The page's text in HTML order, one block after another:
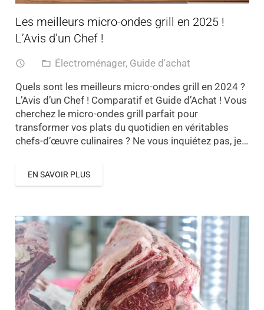
Les meilleurs micro-ondes grill en 2025 !
L’Avis d’un Chef !
access_time folder_open Électroménager, Guide d'achat
Quels sont les meilleurs micro-ondes grill en 2024 ?
L’Avis d’un Chef ! Comparatif et Guide d’Achat ! Vous
cherchez le micro-ondes grill parfait pour
transformer vos plats du quotidien en véritables
chefs-d’œuvre culinaires ? Ne vous inquiétez pas, je…
EN SAVOIR PLUS